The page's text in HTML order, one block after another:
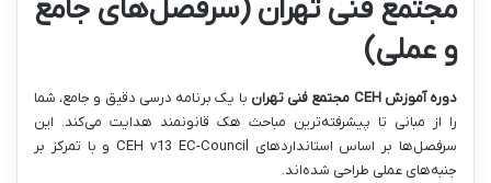
مجتمع فنی تهران (سرفصل‌های جامع
و عملی)
دوره آموزش CEH مجتمع فنی تهران
با یک برنامه درسی دقیق و جامع، شما
را از مبانی تا پیشرفته‌ترین مباحث هک قانونمند هدایت می‌کند. این
سرفصل‌ها بر اساس استاندارد‌های CEH v13 EC-Council و با تمرکز بر
جنبه‌های عملی طراحی شده‌اند.